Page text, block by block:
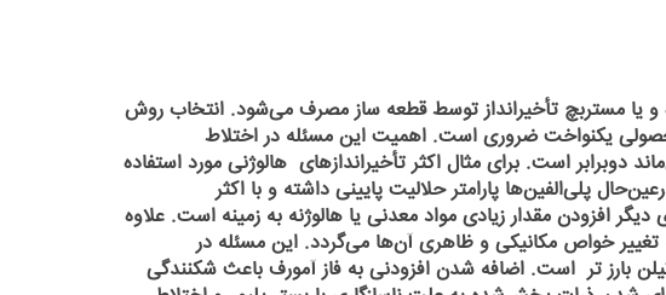
و یا مستربچ تأخیرانداز توسط قطعه ساز مصرف می‌شود. انتخاب روش
یکنواخت ضروری است. اهمیت این مسئله در اختلاط
دوبرابر است. برای مثال اکثر تأخیراندازهای هالوژنی مورد استفاده
پلی‌الفین‌ها پارامتر حلالیت پایینی داشته و با اکثر
افزودن مقدار زیادی مواد معدنی یا هالوژنه به زمینه است. علاوه
تغییر خواص مکانیکی و ظاهری آن‌ها می‌گردد. این مسئله در
بارز تر است. اضافه شدن افزودنی به فاز آمورف باعث شکنندگی